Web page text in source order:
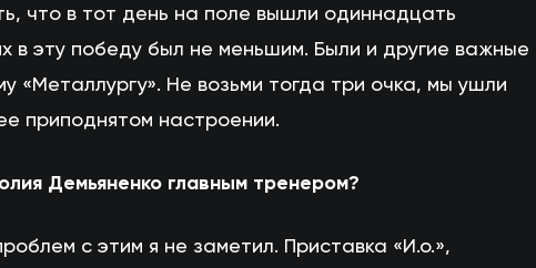
что в тот день на поле вышли одиннадцать
в эту победу был не меньшим. Были и другие важные
«Металлургу». Не возьми тогда три очка, мы ушли
приподнятом настроении.
Демьяненко главным тренером?
с этим я не заметил. Приставка «И.о.»,